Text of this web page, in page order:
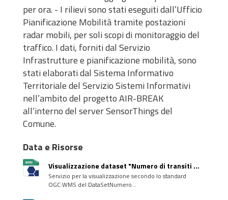
per ora. - I rilievi sono stati eseguiti dall’Ufficio
Pianificazione Mobilità tramite postazioni
radar mobili, per soli scopi di monitoraggio del
traffico. I dati, forniti dal Servizio
Infrastrutture e pianificazione mobilità, sono
stati elaborati dal Sistema Informativo
Territoriale del Servizio Sistemi Informativi
nell’ambito del progetto AIR-BREAK
all’interno del server SensorThings del
Comune.
Data e Risorse
Visualizzazione dataset "Numero di transiti ...
Servizio per la visualizzazione secondo lo standard
OGC:WMS del DataSetNumero...